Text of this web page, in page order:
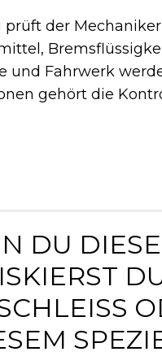
der
und Fahrwerk
gehört die
DU